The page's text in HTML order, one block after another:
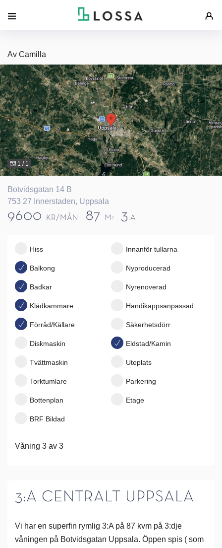
Av Camilla
1 / 1
Botvidsgatan 14 B
753 27 Innerstaden, Uppsala
9600 KR/MÅN 87 M 2 3 :A
Hiss Innanför tullarna
Balkong Nyproducerad
Badkar Nyrenoverad
Klädkammare Handikappsanpassad
Förråd/Källare Säkerhetsdörr
Diskmaskin Eldstad/Kamin
Tvättmaskin Uteplats
Torktumlare Parkering
Bottenplan Etage
BRF Bildad
Våning 3 av 3
3:A CENTRALT UPPSALA
Vi har en superfin rymlig 3:A på 87 kvm på 3:dje
våningen på Botvidsgatan Uppsala. Öppen spis ( som